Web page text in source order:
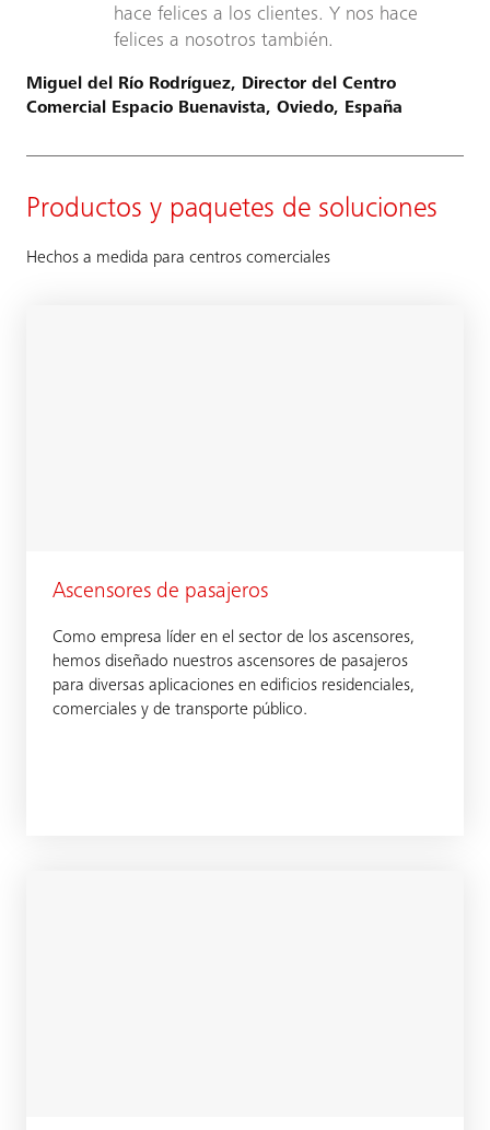
hace felices a los clientes. Y nos hace
felices a nosotros también.
Miguel del Río Rodríguez, Director del Centro
Comercial Espacio Buenavista, Oviedo, España
Productos y paquetes de soluciones
Hechos a medida para centros comerciales
Ascensores de pasajeros
Como empresa líder en el sector de los ascensores,
hemos diseñado nuestros ascensores de pasajeros
para diversas aplicaciones en edificios residenciales,
comerciales y de transporte público.